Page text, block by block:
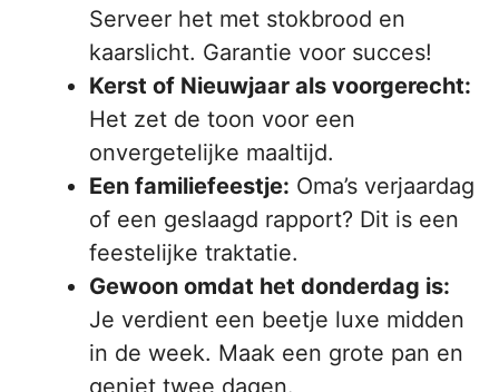
Serveer het met stokbrood en
kaarslicht. Garantie voor succes!
Kerst of Nieuwjaar als voorgerecht:
Het zet de toon voor een
onvergetelijke maaltijd.
Een familiefeestje: Oma’s verjaardag
of een geslaagd rapport? Dit is een
feestelijke traktatie.
Gewoon omdat het donderdag is:
Je verdient een beetje luxe midden
in de week. Maak een grote pan en
geniet twee dagen.